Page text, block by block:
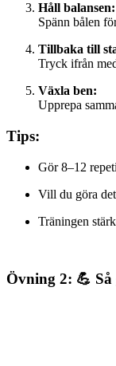
Håll balansen:
Spänn bålen
Tillbaka till
Tryck ifrån
Växla ben:
Upprepa
Tips:
Gör 8–12
Vill du göra
Träningen
Övning 2: 💪